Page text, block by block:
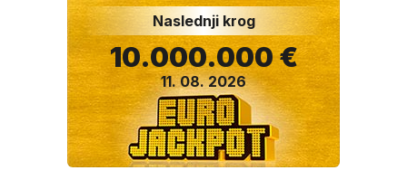
Naslednji krog
10.000.000 €
11. 08. 2026